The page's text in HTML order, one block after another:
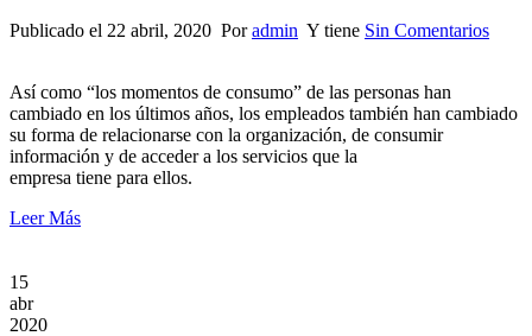
Publicado el 22 abril, 2020 Poradmin Y tiene Sin Comentarios
Así como “los momentos de consumo” de las personas han
cambiado en los últimos años, los empleados también han cambiado
su forma de relacionarse con la organización, de consumir
información y de acceder a los servicios que la
empresa tiene para ellos.
Leer Más
15
abr
2020